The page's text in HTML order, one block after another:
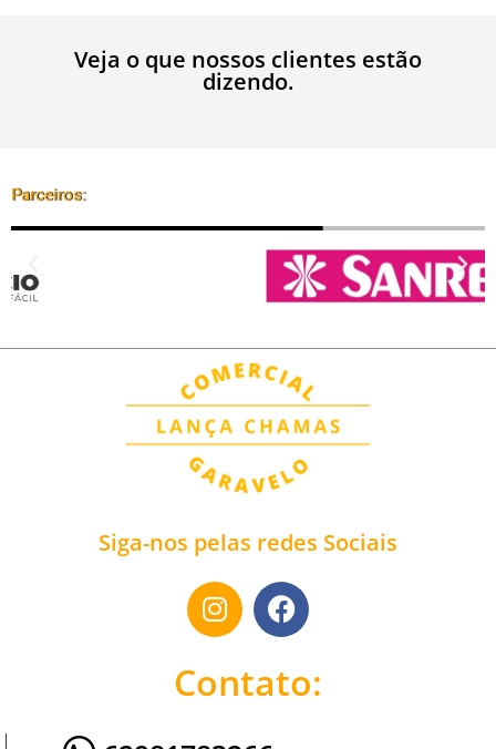
Veja o que nossos clientes estão
dizendo.
Parceiros:
Siga-nos pelas redes Sociais
Contato: